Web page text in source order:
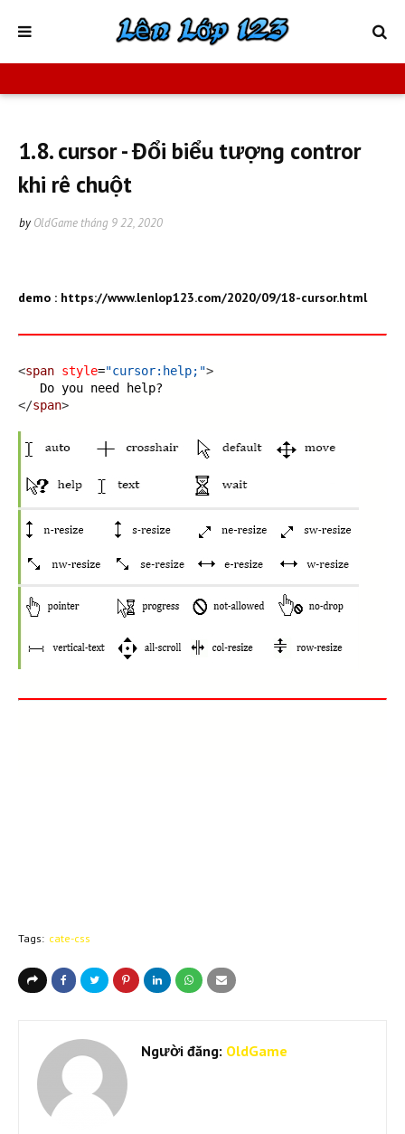
1.8. cursor - Đổi biểu tượng contror
khi rê chuột
by OldGame tháng 9 22, 2020
demo : https://www.lenlop123.com/2020/09/18-cursor.html
<span style="cursor:help;">
Do you need help?
</span>
Tags: cate-css
Người đăng: OldGame